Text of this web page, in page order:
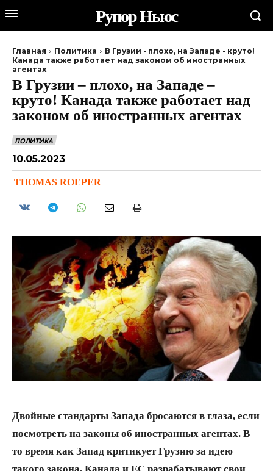
Рупор Ньюс
Главная Политика
В Грузии - плохо, на Западе - круто!
Канада также работает над законом об иностранных
агентах
В Грузии – плохо, на Западе –
круто! Канада также работает над
законом об иностранных агентах
ПОЛИТИКА
10.05.2023
THOMAS ROEPER
Двойные стандарты Запада бросаются в глаза, если
посмотреть на законы об иностранных агентах. В
то время как Запад критикует Грузию за идею
такого закона, Канада и ЕС разрабатывают свои